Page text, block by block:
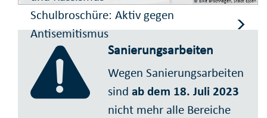
Schulbroschüre: Aktiv gegen
Antisemitismus
Sanierungsarbeiten
Wegen Sanierungsarbeiten
sindab dem 18. Juli 2023
nicht mehr alle Bereiche